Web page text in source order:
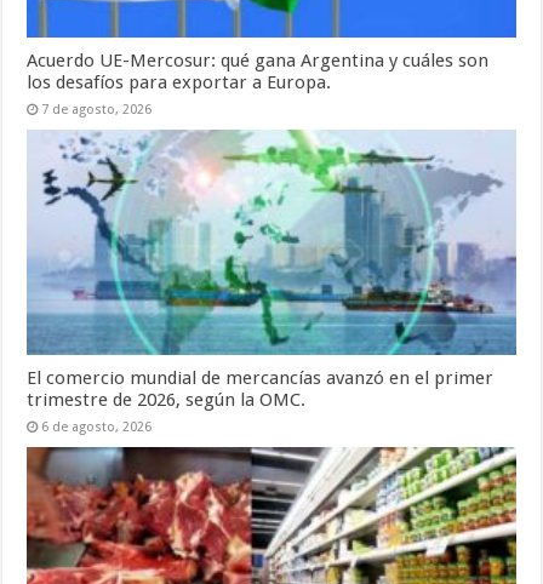
Acuerdo UE-Mercosur: qué gana Argentina y cuáles son
los desafíos para exportar a Europa.
7 de agosto, 2026
El comercio mundial de mercancías avanzó en el primer
trimestre de 2026, según la OMC.
6 de agosto, 2026